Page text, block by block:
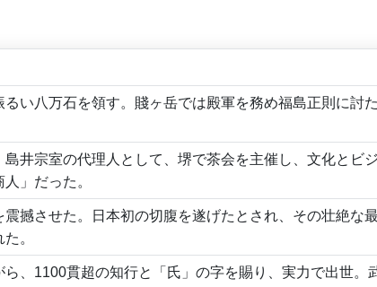
い八万石を領す。賤ヶ岳では殿軍を務め福島正則に討
井宗室の代理人として、堺で茶会を主催し、文化とビ
」だった。
撼させた。日本初の切腹を遂げたとされ、その壮絶な
。
、1100貫超の知行と「氏」の字を賜り、実力で出世